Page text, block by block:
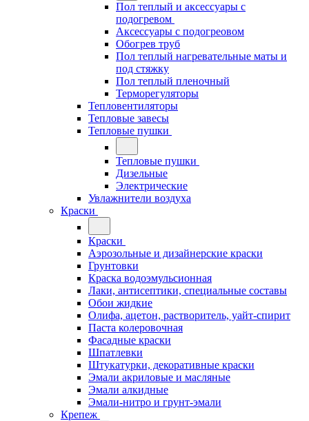
Пол теплый и аксессуары с
подогревом
Аксессуары с подогреовом
Обогрев труб
Пол теплый нагревательные маты и
под стяжку
Пол теплый пленочный
Терморегуляторы
Тепловентиляторы
Тепловые завесы
Тепловые пушки
Тепловые пушки
Дизельные
Электрические
Увлажнители воздуха
Краски
Краски
Аэрозольные и дизайнерские краски
Грунтовки
Краска водоэмульсионная
Лаки, антисептики, специальные составы
Обои жидкие
Олифа, ацетон, растворитель, уайт-спирит
Паста колеровочная
Фасадные краски
Шпатлевки
Штукатурки, декоративные краски
Эмали акриловые и масляные
Эмали алкидные
Эмали-нитро и грунт-эмали
Крепеж